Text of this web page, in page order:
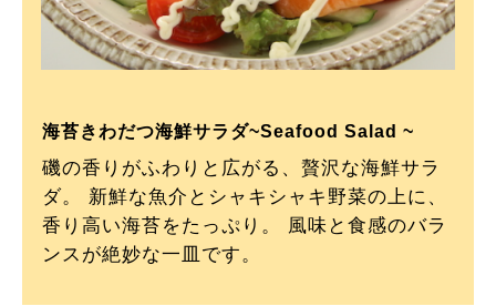
海苔きわだつ海鮮サラダ~Seafood Salad ~
磯の香りがふわりと広がる、贅沢な海鮮サラ
ダ。 新鮮な魚介とシャキシャキ野菜の上に、
香り高い海苔をたっぷり。 風味と食感のバラ
ンスが絶妙な一皿です。